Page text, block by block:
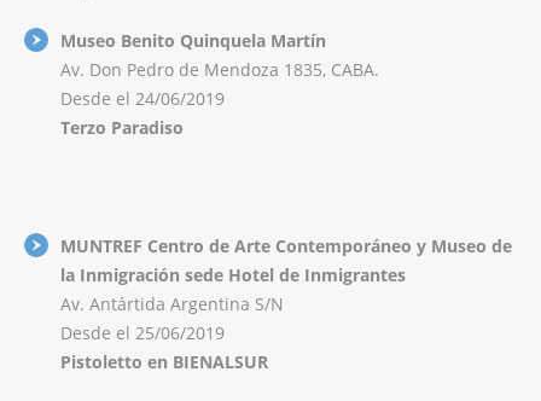
Museo Benito Quinquela Martín
Av. Don Pedro de Mendoza 1835, CABA.
Desde el 24/06/2019
Terzo Paradiso
MUNTREF Centro de Arte Contemporáneo y Museo de
la Inmigración sede Hotel de Inmigrantes
Av. Antártida Argentina S/N
Desde el 25/06/2019
Pistoletto en BIENALSUR